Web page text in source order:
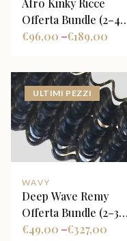
Afro Kinky Ricce
Offerta Bundle (2–4
Fasci + Closure
96,00
€ – 189,00
€
ULTIMI PEZZI
WAVY
Deep Wave Remy
Offerta Bundle (2–3
Fasci + Closure
49,00
€ – 327,00
€